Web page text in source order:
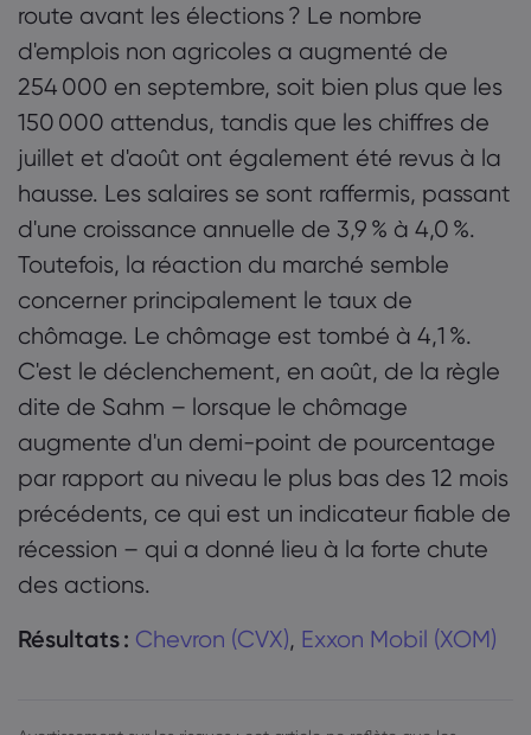
route avant les élections ? Le nombre
d'emplois non agricoles a augmenté de
254 000 en septembre, soit bien plus que les
150 000 attendus, tandis que les chiffres de
juillet et d'août ont également été revus à la
hausse. Les salaires se sont raffermis, passant
d'une croissance annuelle de 3,9 % à 4,0 %.
Toutefois, la réaction du marché semble
concerner principalement le taux de
chômage. Le chômage est tombé à 4,1 %.
C'est le déclenchement, en août, de la règle
dite de Sahm – lorsque le chômage
augmente d'un demi-point de pourcentage
par rapport au niveau le plus bas des 12 mois
précédents, ce qui est un indicateur fiable de
récession – qui a donné lieu à la forte chute
des actions.
Résultats : Chevron (CVX), Exxon Mobil (XOM)